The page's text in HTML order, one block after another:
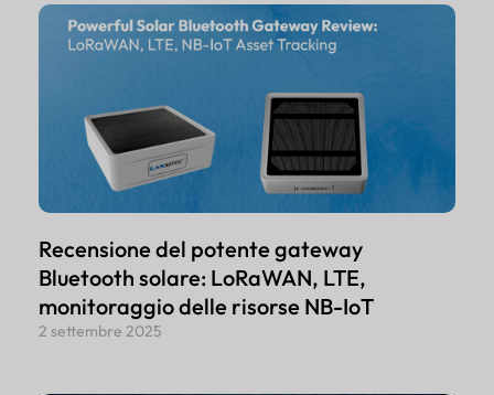
Recensione del potente gateway
Bluetooth solare: LoRaWAN, LTE,
monitoraggio delle risorse NB-IoT
2 settembre 2025